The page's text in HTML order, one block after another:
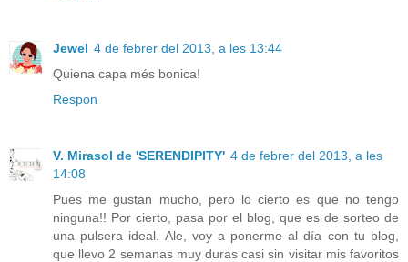
Jewel 4 de febrer del 2013, a les 13:44
Quiena capa més bonica!
Respon
V. Mirasol de 'SERENDIPITY' 4 de febrer del 2013, a les
14:08
Pues me gustan mucho, pero lo cierto es que no tengo
ninguna!! Por cierto, pasa por el blog, que es de sorteo de
una pulsera ideal. Ale, voy a ponerme al día con tu blog,
que llevo 2 semanas muy duras casi sin visitar mis favoritos